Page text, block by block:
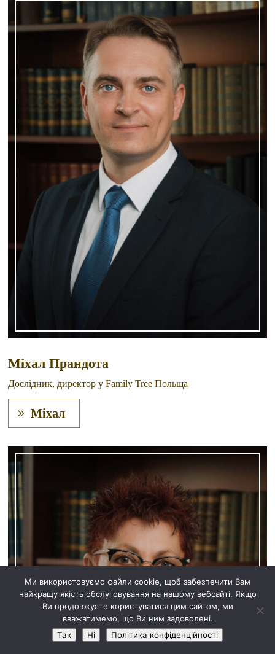
Міхал Прандота
Дослідник, директор у Family Tree Польща
Міхал
Ми використовуємо файли cookie, щоб забезпечити Вам
найкращу якість обслуговування на нашому вебсайті. Якщо
Ви продовжуєте користуватися цим сайтом, ми
вважатимемо, що Ви ним задоволені.
Так
Hi Політика конфіденційності